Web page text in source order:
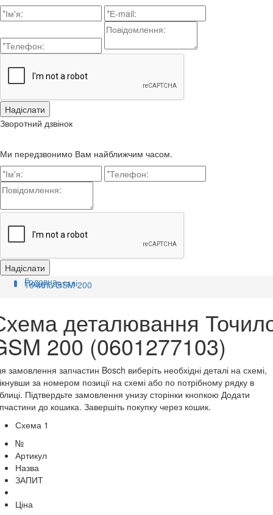
Зворотний дзвінок
Ми передзвонимо Вам найближчим часом.
Головна
Пошук деталі
Точило GSM 200
деталювання
200 (0601277103)
замовлення запчастин Bosch виберіть необхідні деталі на схемі,
за номером позиції на схемі або по потрібному рядку в
Підтвердьте замовлення унизу сторінки кнопкою Додати
до кошика. Завершіть покупку через кошик.
Схема 1
№
Артикул
Назва
ЗАПИТ
Ціна